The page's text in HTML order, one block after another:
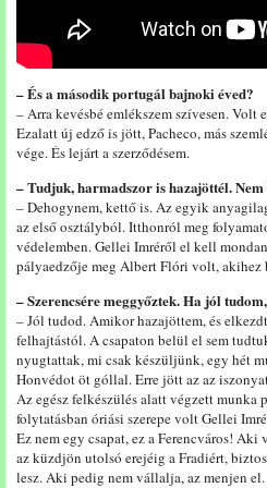
– És a második portugál bajnoki éved?
– Arra kevésbé emlékszem szívesen.
Ezalatt új edző is jött, Pacheco, más
vége. És lejárt a szerződésem.
– Tudjuk, harmadszor is hazajöttél.
– Dehogynem, kettő is. Az egyik
az első osztályból. Itthonról meg
védelemben. Gellei Imréről el kell
pályaedzője meg Albert Flóri volt, akihez
– Szerencsére meggyőztek. Ha jól
– Jól tudod. Amikor hazajöttem, és
felhajtástól. A csapaton belül el sem
nyugtattak, mi csak készüljünk, egy hét
Honvédot öt góllal. Erre jött az az
Az egész felkészülés alatt végzett
folytatásban óriási szerepe volt Gellei
Ez nem egy csapat, ez a Ferencváros!
az küzdjön utolsó erejéig a Fradiért,
lesz. Aki pedig nem vállalja, az menjen el.